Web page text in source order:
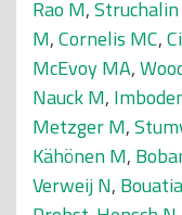
Rao M,
M,Cornelis MC,
McEvoy MA,
Nauck M,
Metzger M,
Kähönen M,
Verweij N,